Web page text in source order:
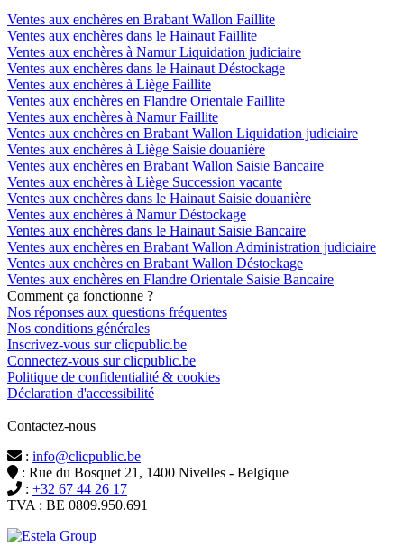
Ventes aux enchères en Brabant Wallon Faillite
Ventes aux enchères dans le Hainaut Faillite
Ventes aux enchères à Namur Liquidation judiciaire
Ventes aux enchères dans le Hainaut Déstockage
Ventes aux enchères à Liège Faillite
Ventes aux enchères en Flandre Orientale Faillite
Ventes aux enchères à Namur Faillite
Ventes aux enchères en Brabant Wallon Liquidation judiciaire
Ventes aux enchères à Liège Saisie douanière
Ventes aux enchères en Brabant Wallon Saisie Bancaire
Ventes aux enchères à Liège Succession vacante
Ventes aux enchères dans le Hainaut Saisie douanière
Ventes aux enchères à Namur Déstockage
Ventes aux enchères dans le Hainaut Saisie Bancaire
Ventes aux enchères en Brabant Wallon Administration judiciaire
Ventes aux enchères en Brabant Wallon Déstockage
Ventes aux enchères en Flandre Orientale Saisie Bancaire
Comment ça fonctionne ?
Nos réponses aux questions fréquentes
Nos conditions générales
Inscrivez-vous sur clicpublic.be
Connectez-vous sur clicpublic.be
Politique de confidentialité & cookies
Déclaration d'accessibilité
Contactez-nous
: info@clicpublic.be
: Rue du Bosquet 21, 1400 Nivelles - Belgique
: +32 67 44 26 17
TVA : BE 0809.950.691